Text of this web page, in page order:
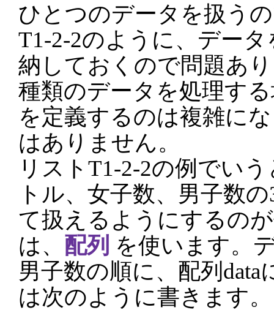
ひとつのデータを扱う
T1-2-2のように、デー
納しておくので問題あ
種類のデータを処理す
を定義するのは複雑に
はありません。
リストT1-2-2の例でい
トル、女子数、男子数
て扱えるようにするの
は、 配列 を使います。
男子数の順に、配列
は次のように書きます。